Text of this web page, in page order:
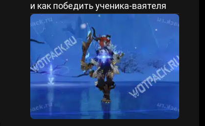
и как победить ученика-ваятеля